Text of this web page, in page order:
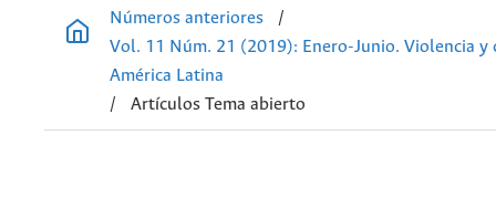
Números anteriores
/
Vol. 11 Núm. 21 (2019): Enero-Junio. Violencia y
América Latina
/
Artículos Tema abierto